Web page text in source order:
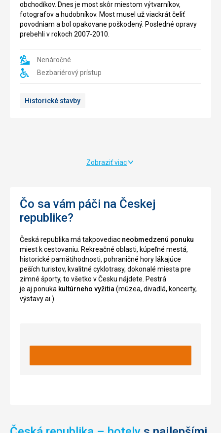
obchodíkov. Dnes je most skôr miestom výtvarníkov,
fotografov a hudobníkov. Most musel už viackrát čeliť
povodniam a bol opakovane poškodený. Posledné opravy
prebehli v rokoch 2007-2010.
Nenáročné
Bezbariérový prístup
Historické stavby
parkoch.
roku
1962
sadmi
skrášlený
vyšehradský
národnou
Tehlovú
bránu,
Gotický
Kasematy
sálom
Gorlice,
letnú
scénu,
cintorín
Slavín,
baziliku
ho
jeho
výstavbe
pričinili
významní
maliari
sochári,
Mikoláš
siení
(najväčšia
Smetanová
sieň).
Usporiadavajú
koncerty,
výstavy
budove
tu
Zobraziť viac
Čo sa vám páči na Českej
republike?
Česká republika má takpovediac neobmedzenú ponuku
miest k cestovaniu. Rekreačné oblasti, kúpeľné mestá,
historické pamätihodnosti, pohraničné hory lákajúce
peších turistov, kvalitné cyklotrasy, dokonalé miesta pre
zimné športy, to všetko v Česku nájdete. Pestrá
je aj ponuka kultúrneho vyžitia (múzea, divadlá, koncerty,
výstavy ai.).